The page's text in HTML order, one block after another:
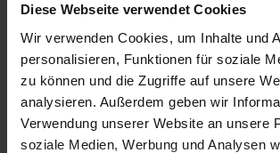
Diese Webseite verwendet Cookies
Wir verwenden Cookies, um Inhalte und
personalisieren, Funktionen für soziale
zu können und die Zugriffe auf unsere
analysieren. Außerdem geben wir
Verwendung unserer Website an unsere
soziale Medien, Werbung und Analysen
Description
Die vorliegende Arbeit untersucht
ausgewählter Orient-Reiseberichte
Jahrhunderts - namentlich von Ida
Schuber und Louise Mühlbach -